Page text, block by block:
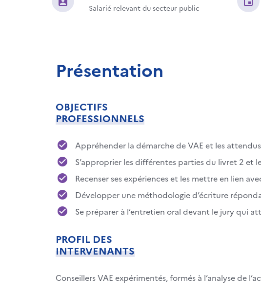
Salarié relevant du secteur public
Présentation
OBJECTIFS
PROFESSIONNELS
Appréhender la démarche de VAE et les
S’approprier les différentes parties du livret 2 et
Recenser ses expériences et les mettre en lien
Développer une méthodologie d’écriture
Se préparer à l’entretien oral devant le jury qui
PROFIL DES
INTERVENANTS
Conseillers VAE expérimentés, formés à l’analyse de